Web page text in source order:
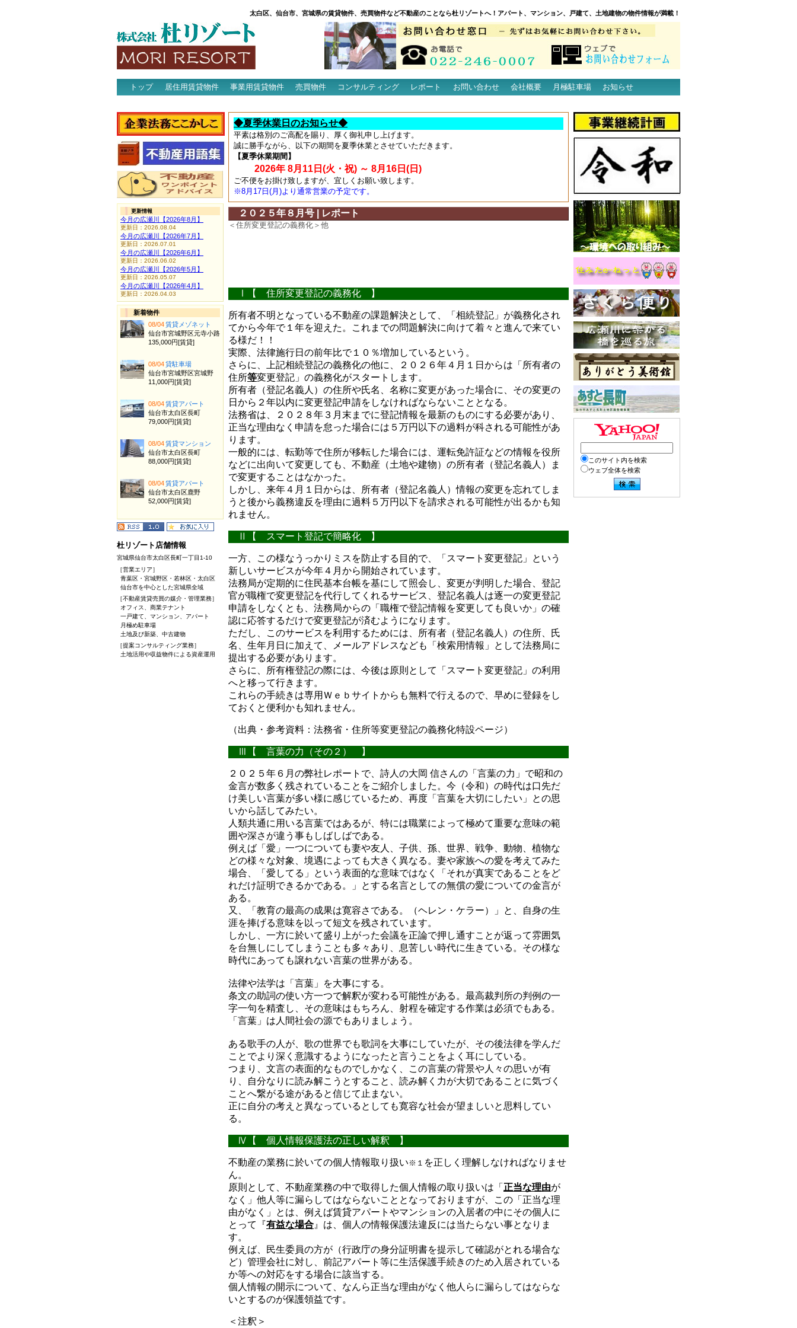
太白区、仙台市、宮城県の賃貸物件、売買物件など不動産のことなら杜リゾートへ！アパート、マンション、戸建て、土地建物の物件情報が満載！
トップ 居住用賃貸物件 事業用賃貸物件 売買物件 コンサルティング レポート お問い合わせ 会社概要 月極駐車場
お知らせ
◆夏季休業日のお知らせ◆
平素は格別のご高配を賜り、厚く御礼申し上げます。
誠に勝手ながら、以下の期間を夏季休業とさせていただきます。
【夏季休業期間】
2026年 8月11日(火・祝) ～ 8月16日(日)
ご不便をお掛け致しますが、宜しくお願い致します。
※8月17日(月)より通常営業の予定です。
２０２５年８月号 | レポート
＜住所変更登記の義務化＞他
Ⅰ【 住所変更登記の義務化 】
所有者不明となっている不動産の課題解決として、「相続登記」が義務化され
てから今年で１年を迎えた。これまでの問題解決に向けて着々と進んで来てい
る様だ！！
実際、法律施行日の前年比で１０％増加しているという。
さらに、上記相続登記の義務化の他に、２０２６年４月１日からは「所有者の
住所等変更登記」の義務化がスタートします。
所有者（登記名義人）の住所や氏名、名称に変更があった場合に、その変更の
日から２年以内に変更登記申請をしなければならないこととなる。
法務省は、２０２８年３月末までに登記情報を最新のものにする必要があり、
正当な理由なく申請を怠った場合には５万円以下の過料が科される可能性があ
ります。
一般的には、転勤等で住所が移転した場合には、運転免許証などの情報を役所
などに出向いて変更しても、不動産（土地や建物）の所有者（登記名義人）ま
で変更することはなかった。
しかし、来年４月１日からは、所有者（登記名義人）情報の変更を忘れてしま
うと後から義務違反を理由に過料５万円以下を請求される可能性が出るかも知
れません。
Ⅱ【 スマート登記で簡略化 】
一方、この様なうっかりミスを防止する目的で、「スマート変更登記」という
新しいサービスが今年４月から開始されています。
法務局が定期的に住民基本台帳を基にして照会し、変更が判明した場合、登記
官が職権で変更登記を代行してくれるサービス、登記名義人は逐一の変更登記
申請をしなくとも、法務局からの「職権で登記情報を変更しても良いか」の確
認に応答するだけで変更登記が済むようになります。
ただし、このサービスを利用するためには、所有者（登記名義人）の住所、氏
名、生年月日に加えて、メールアドレスなども「検索用情報」として法務局に
提出する必要があります。
さらに、所有権登記の際には、今後は原則として「スマート変更登記」の利用
へと移って行きます。
これらの手続きは専用Ｗｅｂサイトからも無料で行えるので、早めに登録をし
ておくと便利かも知れません。
（出典・参考資料：法務省・住所等変更登記の義務化特設ページ）
Ⅲ【 言葉の力（その２） 】
２０２５年６月の弊社レポートで、詩人の大岡 信さんの「言葉の力」で昭和の
金言が数多く残されていることをご紹介しました。今（令和）の時代は口先だ
け美しい言葉が多い様に感じているため、再度「言葉を大切にしたい」との思
いから話してみたい。
人類共通に用いる言葉ではあるが、特には職業によって極めて重要な意味の範
囲や深さが違う事もしばしばである。
例えば「愛」一つについても妻や友人、子供、孫、世界、戦争、動物、植物な
どの様々な対象、境遇によっても大きく異なる。妻や家族への愛を考えてみた
場合、「愛してる」という表面的な意味ではなく「それが真実であることをど
れだけ証明できるかである。」とする名言としての無償の愛についての金言が
ある。
又、「教育の最高の成果は寛容さである。（ヘレン・ケラー）」と、自身の生
涯を捧げる意味を以って短文を残されています。
しかし、一方に於いて盛り上がった会議を正論で押し通すことが返って雰囲気
を台無しにしてしまうことも多々あり、息苦しい時代に生きている。その様な
時代にあっても譲れない言葉の世界がある。
法律や法学は「言葉」を大事にする。
条文の助詞の使い方一つで解釈が変わる可能性がある。最高裁判所の判例の一
字一句を精査し、その意味はもちろん、射程を確定する作業は必須でもある。
「言葉」は人間社会の源でもありましょう。
ある歌手の人が、歌の世界でも歌詞を大事にしていたが、その後法律を学んだ
ことでより深く意識するようになったと言うことをよく耳にしている。
つまり、文言の表面的なものでしかなく、この言葉の背景や人々の思いが有
り、自分なりに読み解こうとすること、読み解く力が大切であることに気づく
ことへ繋がる途があると信じて止まない。
正に自分の考えと異なっているとしても寛容な社会が望ましいと思料してい
る。
Ⅳ【 個人情報保護法の正しい解釈 】
不動産の業務に於いての個人情報取り扱い ※１ を正しく理解しなければなりませ
ん。
原則として、不動産業務の中で取得した個人情報の取り扱いは「 正当な理由が
なく」他人等に漏らしてはならないこととなっておりますが、この「正当な理
由がなく」とは、例えば賃貸アパートやマンションの入居者の中にその個人に
とって『有益な場合 』は、個人の情報保護法違反には当たらない事となりま
す。
例えば、民生委員の方が（行政庁の身分証明書を提示して確認がとれる場合な
ど）管理会社に対し、前記アパート等に生活保護手続きのため入居されている
か等への対応をする場合に該当する。
個人情報の開示について、なんら正当な理由がなく他人らに漏らしてはならな
いとするのが保護領益です。
＜注釈＞
更新情報
今月の広瀬川【2026年8月】
更新日：2026.08.04
今月の広瀬川【2026年7月】
更新日：2026.07.01
今月の広瀬川【2026年6月】
更新日：2026.06.02
今月の広瀬川【2026年5月】
更新日：2026.05.07
今月の広瀬川【2026年4月】
更新日：2026.04.03
新着物件
08/04賃貸メゾネット
仙台市宮城野区元寺小路
135,000円[賃貸]
08/04貸駐車場
仙台市宮城野区宮城野
11,000円[賃貸]
08/04賃貸アパート
仙台市太白区長町
79,000円[賃貸]
08/04賃貸マンション
仙台市太白区長町
88,000円[賃貸]
08/04賃貸アパート
仙台市太白区鹿野
52,000円[賃貸]
杜リゾート店舗情報
宮城県仙台市太白区長町一丁目1-10
［営業エリア］
青葉区・宮城野区・若林区・太白区
仙台市を中心とした宮城県全域
［不動産賃貸売買の媒介・管理業務］
オフィス、商業テナント
一戸建て、マンション、アパート
月極め駐車場
土地及び新築、中古建物
［提案コンサルティング業務］
土地活用や収益物件による資産運用
このサイト内を検索
ウェブ全体を検索